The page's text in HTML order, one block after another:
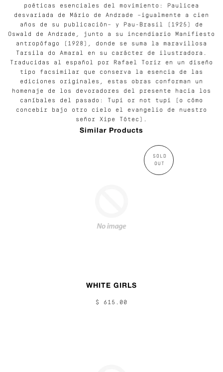
poéticas esenciales del movimiento: Paulicea
desvariada de Mário de Andrade –igualmente a cien
años de su publicación– y Pau-Brasil (1925) de
Oswald de Andrade, junto a su incendiario Manifiesto
antropófago (1928), donde se suma la maravillosa
Tarsila do Amaral en su carácter de ilustradora.
Traducidas al español por Rafael Toriz en un diseño
tipo facsimilar que conserva la esencia de las
ediciones originales, estas obras conforman un
homenaje de los devoradores del presente hacia los
caníbales del pasado: Tupi or not tupi (o cómo
concebir bajo otro cielo el evangelio de nuestro
señor Xipe Tótec).
Similar Products
SOLD
OUT
WHITE GIRLS
$ 615.00